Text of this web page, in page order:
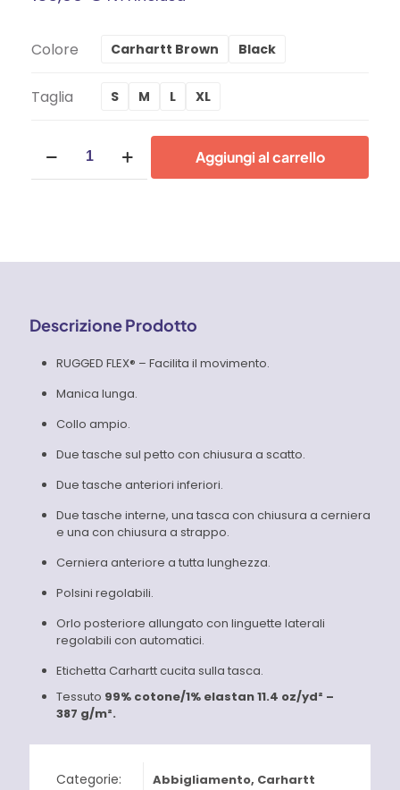
Colore Carhartt Brown Black
Taglia S M L XL
Uomo
Carhartt
quantità
Aggiungi al carrello
Descrizione Prodotto
RUGGED FLEX® – Facilita il movimento.
Manica lunga.
Collo ampio.
Due tasche sul petto con chiusura a scatto.
Due tasche anteriori inferiori.
Due tasche interne, una tasca con chiusura a cerniera
e una con chiusura a strappo.
Cerniera anteriore a tutta lunghezza.
Polsini regolabili.
Orlo posteriore allungato con linguette laterali
regolabili con automatici.
Etichetta Carhartt cucita sulla tasca.
Tessuto 99% cotone/1% elastan 11.4 oz/yd² –
387 g/m².
Categorie: Abbigliamento, Carhartt